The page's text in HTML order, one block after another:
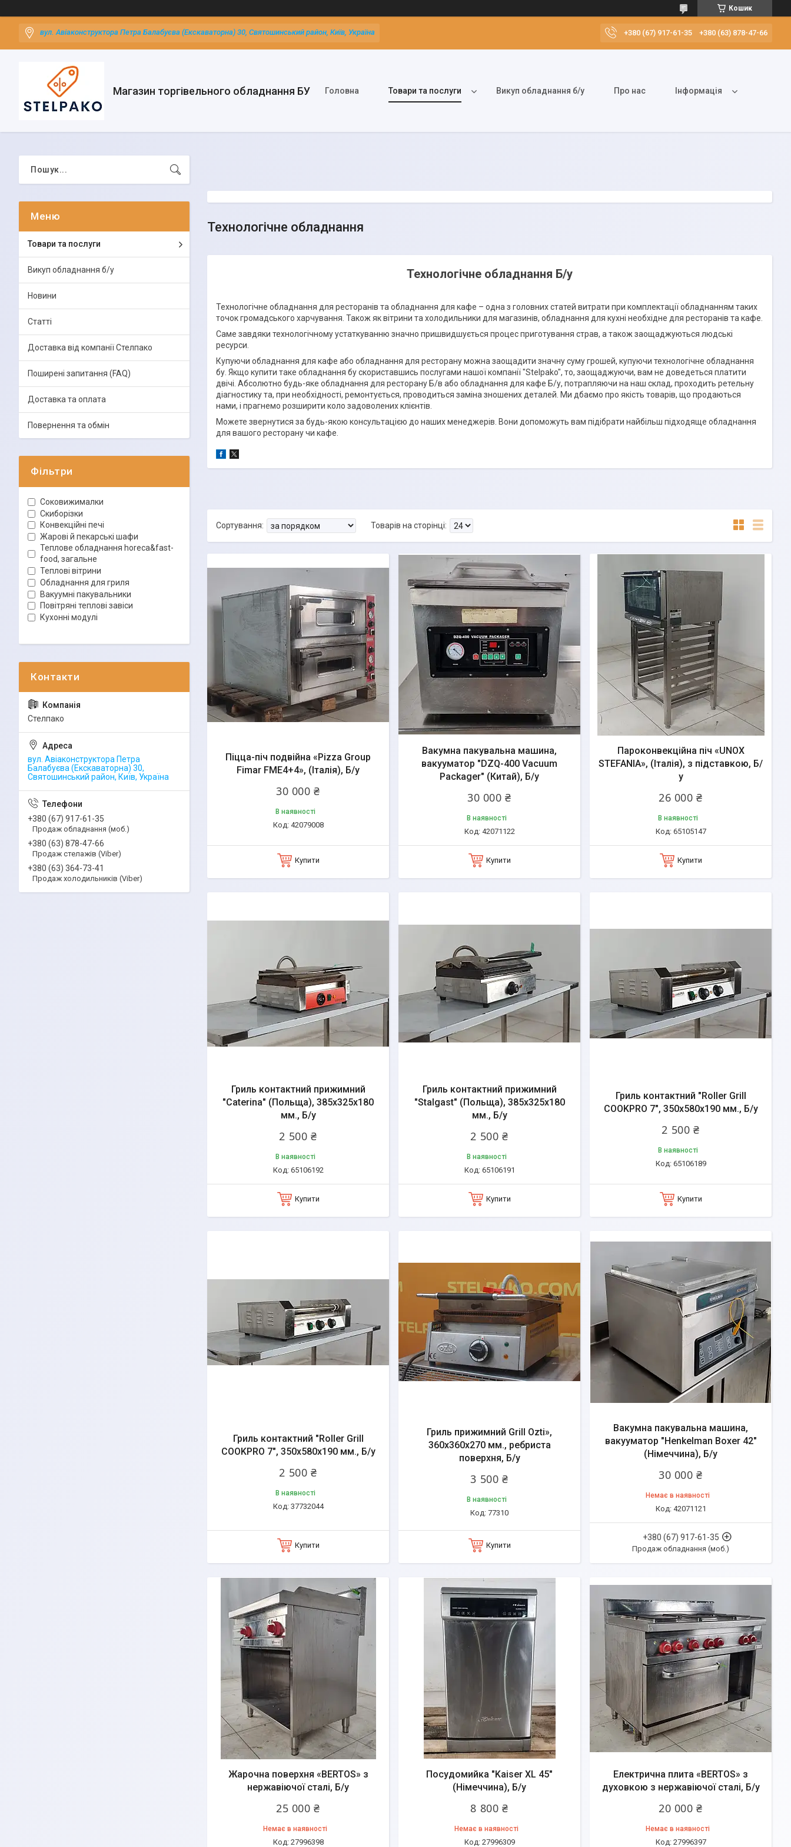
Кошик
вул. Авіаконструктора Петра Балабуєва (Екскаваторна) 30, Святошинський район, Київ, Україна +380 (67) 917-61-35 +380 (63) 878-47-66
Магазин торгівельного обладнання БУ Головна Товари та послуги Викуп обладнання б/у Про нас Інформація
Технологічне обладнання
Технологічне обладнання Б/у
Технологічне обладнання для ресторанів та обладнання для кафе – одна з головних статей витрати при комплектації обладнанням таких
точок громадського харчування. Також як вітрини та холодильники для магазинів, обладнання для кухні необхідне для ресторанів та кафе.
Саме завдяки технологічному устаткуванню значно пришвидшується процес приготування страв, а також заощаджуються людські
ресурси.
Купуючи обладнання для кафе або обладнання для ресторану можна заощадити значну суму грошей, купуючи технологічне обладнання
бу. Якщо купити таке обладнання бу скориставшись послугами нашої компанії "Stelpako", то, заощаджуючи, вам не доведеться платити
двічі. Абсолютно будь-яке обладнання для ресторану Б/в або обладнання для кафе Б/у, потрапляючи на наш склад, проходить ретельну
діагностику та, при необхідності, ремонтується, проводиться заміна зношених деталей. Ми дбаємо про якість товарів, що продаються
нами, і прагнемо розширити коло задоволених клієнтів.
Можете звернутися за будь-якою консультацією до наших менеджерів. Вони допоможуть вам підібрати найбільш підходяще обладнання
для вашого ресторану чи кафе.
Піцца-піч подвійна «Pizza Group
Fimar FME4+4», (Італія), Б/у
30 000 ₴
В наявності
42079008
Купити
Вакумна пакувальна машина,
вакууматор "DZQ-400 Vacuum
Packager" (Китай), Б/у
30 000 ₴
В наявності
42071122
Купити
Пароконвекційна піч «UNOX
STEFANIA», (Італія), з підставкою, Б/
у
26 000 ₴
В наявності
65105147
Купити
Гриль контактний прижимний
"Caterina" (Польща), 385x325x180
мм., Б/у
2 500 ₴
В наявності
65106192
Купити
Гриль контактний прижимний
"Stalgast" (Польща), 385x325x180
мм., Б/у
2 500 ₴
В наявності
65106191
Купити
Гриль контактний "Roller Grill
COOKPRO 7", 350x580x190 мм., Б/у
2 500 ₴
В наявності
65106189
Купити
Гриль контактний "Roller Grill
COOKPRO 7", 350x580x190 мм., Б/у
2 500 ₴
В наявності
37732044
Купити
Гриль прижимний Grill Ozti»,
360x360x270 мм., ребриста
поверхня, Б/у
3 500 ₴
В наявності
77310
Купити
Вакумна пакувальна машина,
вакууматор "Henkelman Boxer 42"
(Німеччина), Б/у
30 000 ₴
Немає в наявності
42071121
+380 (67) 917-61-35
Продаж обладнання (моб.)
Жарочна поверхня «BERTOS» з
нержавіючої сталі, Б/у
25 000 ₴
Немає в наявності
27996398
Посудомийка "Kaiser XL 45"
(Німеччина), Б/у
8 800 ₴
Немає в наявності
27996309
Електрична плита «BERTOS» з
духовкою з нержавіючої сталі, Б/у
20 000 ₴
Немає в наявності
27996397
Товари та послуги
Викуп обладнання б/у
Новини
Статті
Доставка від компанії Стелпако
Поширені запитання (FAQ)
Доставка та оплата
Повернення та обмін
Фільтри
Соковижималки
Скиборізки
Конвекційні печі
Жарові й пекарські шафи
Теплове обладнання horeca&fast-
food, загальне
Теплові вітрини
Обладнання для гриля
Вакуумні пакувальники
Повітряні теплові завіси
Кухонні модулі
Стелпако
вул. Авіаконструктора Петра
Балабуєва (Екскаваторна) 30,
Святошинський район, Київ, Україна
+380 (67) 917-61-35
Продаж обладнання (моб.)
+380 (63) 878-47-66
Продаж стелажів (Viber)
+380 (63) 364-73-41
Продаж холодильників (Viber)